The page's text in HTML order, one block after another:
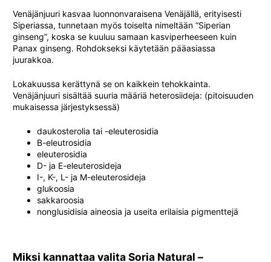
Venäjänjuuri kasvaa luonnonvaraisena Venäjällä, erityisesti
Siperiassa, tunnetaan myös toiselta nimeltään “Siperian
ginseng”, koska se kuuluu samaan kasviperheeseen kuin
Panax ginseng. Rohdokseksi käytetään pääasiassa
juurakkoa.
Lokakuussa kerättynä se on kaikkein tehokkainta.
Venäjänjuuri sisältää suuria määriä heterosiideja: (pitoisuuden
mukaisessa järjestyksessä)
daukosterolia tai -eleuterosidia
B-eleutrosidia
eleuterosidia
D- ja E-eleuterosideja
I-, K-, L- ja M-eleuterosideja
glukoosia
sakkaroosia
nonglusidisia aineosia ja useita erilaisia pigmenttejä
Miksi kannattaa valita Soria Natural –